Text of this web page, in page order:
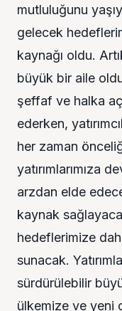
mutluluğunu
gelecek
kaynağı oldu.
büyük bir aile
şeffaf ve halka
ederken,
her zaman
yatırımlarımıza
arzdan elde
kaynak
hedeflerimize
sunacak.
sürdürülebilir
ülkemize ve yeni